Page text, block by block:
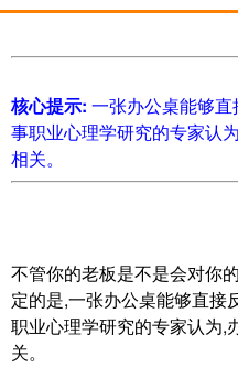
核心提示: 一张办公桌能够
事职业心理学研究的专家认
相关。
不管你的老板是不是会对你
定的是,一张办公桌能够直接
职业心理学研究的专家认为,
关。